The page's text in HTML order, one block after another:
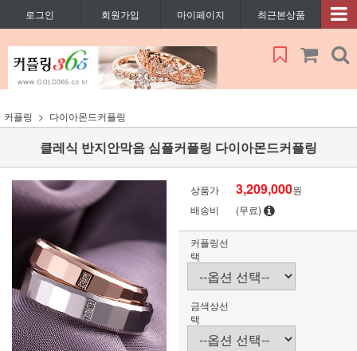
로그인 회원가입 마이페이지 최근본상품
커플링 다이아몬드커플링
클레식 반지안막음 심플커플링 다이아몬드커플링
상품가 3,209,000원
배송비
(무료)
커플링선
택
금색상선
택